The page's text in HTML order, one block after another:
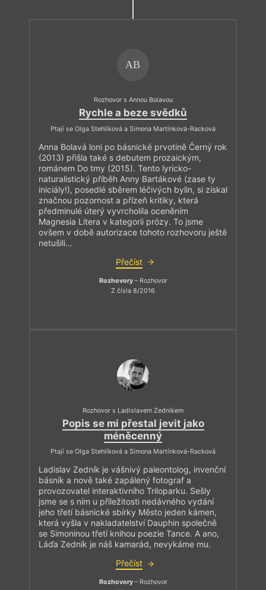
AB
Rozhovor s Annou Bolavou
Rychle a beze svědků
Ptají se Olga Stehlíková a Simona Martínková-Racková
Anna Bolavá loni po básnické prvotině Černý rok
(2013) přišla také s debutem prozaickým,
románem Do tmy (2015). Tento lyricko-
naturalistický příběh Anny Bartákové (zase ty
iniciály!), posedlé sběrem léčivých bylin, si získal
značnou pozornost a přízeň kritiky, která
předminulé úterý vyvrcholila oceněním
Magnesia Litera v kategorii prózy. To jsme
ovšem v době autorizace tohoto rozhovoru ještě
netušili…
Přečíst
Rozhovory– Rozhovor
Z čísla 8/2016
Rozhovor s Ladislavem Zedníkem
Popis se mi přestal jevit jako
méněcenný
Ptají se Olga Stehlíková a Simona Martínková-Racková
Ladislav Zedník je vášnivý paleontolog, invenční
básník a nově také zapálený fotograf a
provozovatel interaktivního Triloparku. Sešly
jsme se s ním u příležitosti nedávného vydání
jeho třetí básnické sbírky Město jeden kámen,
která vyšla v nakladatelství Dauphin společně
se Simoninou třetí knihou poezie Tance. A ano,
Láďa Zedník je náš kamarád, nevykáme mu.
Přečíst
Rozhovory– Rozhovor